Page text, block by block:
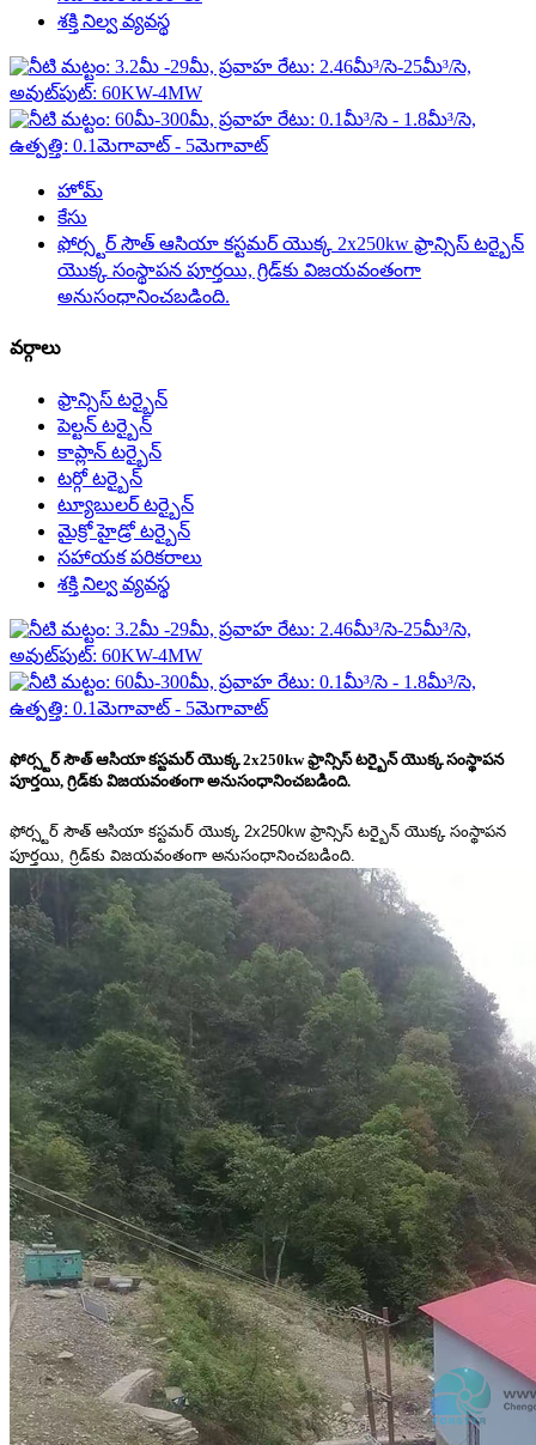
శక్తి నిల్వ వ్యవస్థ
హోమ్
కేసు
ఫోర్స్టర్ సౌత్ ఆసియా కస్టమర్ యొక్క 2x250kw ఫ్రాన్సిస్ టర్బైన్
యొక్క సంస్థాపన పూర్తయి, గ్రిడ్‌కు విజయవంతంగా
అనుసంధానించబడింది.
వర్గాలు
ఫ్రాన్సిస్ టర్బైన్
పెల్టన్ టర్బైన్
కాప్లాన్ టర్బైన్
టర్గో టర్బైన్
ట్యూబులర్ టర్బైన్
మైక్రో హైడ్రో టర్బైన్
సహాయక పరికరాలు
శక్తి నిల్వ వ్యవస్థ
ఫోర్స్టర్ సౌత్ ఆసియా కస్టమర్ యొక్క 2x250kw ఫ్రాన్సిస్ టర్బైన్ యొక్క సంస్థాపన
పూర్తయి, గ్రిడ్‌కు విజయవంతంగా అనుసంధానించబడింది.
ఫోర్స్టర్ సౌత్ ఆసియా కస్టమర్ యొక్క 2x250kw ఫ్రాన్సిస్ టర్బైన్ యొక్క సంస్థాపన
పూర్తయి, గ్రిడ్‌కు విజయవంతంగా అనుసంధానించబడింది.